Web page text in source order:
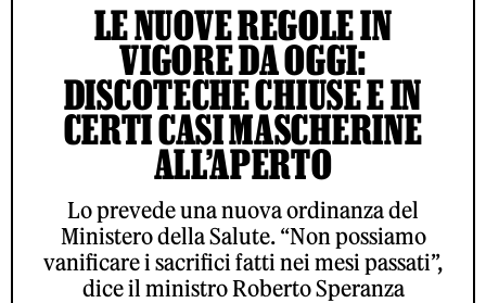
LE NUOVE REGOLE IN
VIGORE DA OGGI:
DISCOTECHE CHIUSE E IN
CERTI CASI MASCHERINE
ALL’APERTO
Lo prevede una nuova ordinanza del
Ministero della Salute. “Non possiamo
vanificare i sacrifici fatti nei mesi passati”,
dice il ministro Roberto Speranza